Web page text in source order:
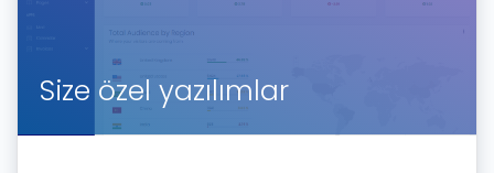
Size özel yazılımlar